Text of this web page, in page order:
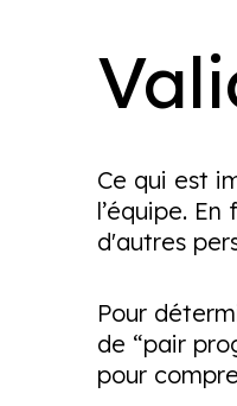
Ce qui est
l’équipe.
d'autres
Pour
de “pair
pour